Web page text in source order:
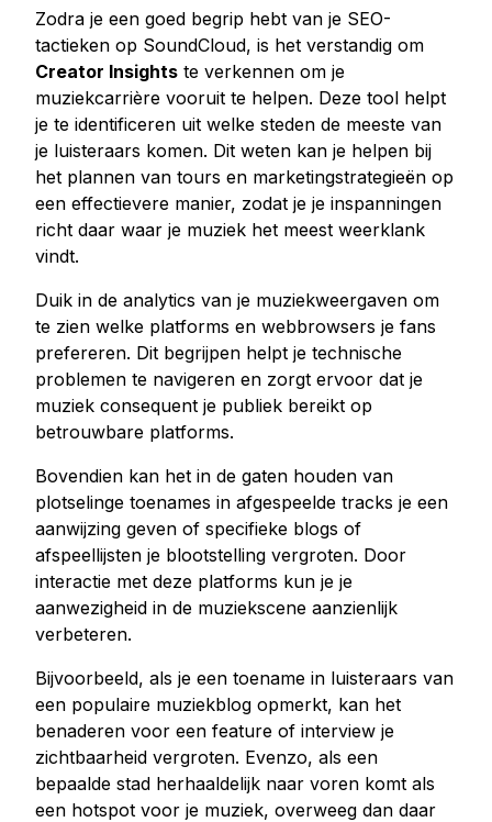
Zodra je een goed begrip hebt van je SEO-
tactieken op SoundCloud, is het verstandig om
Creator Insights te verkennen om je
muziekcarrière vooruit te helpen. Deze tool helpt
je te identificeren uit welke steden de meeste van
je luisteraars komen. Dit weten kan je helpen bij
het plannen van tours en marketingstrategieën op
een effectievere manier, zodat je je inspanningen
richt daar waar je muziek het meest weerklank
vindt.
Duik in de analytics van je muziekweergaven om
te zien welke platforms en webbrowsers je fans
prefereren. Dit begrijpen helpt je technische
problemen te navigeren en zorgt ervoor dat je
muziek consequent je publiek bereikt op
betrouwbare platforms.
Bovendien kan het in de gaten houden van
plotselinge toenames in afgespeelde tracks je een
aanwijzing geven of specifieke blogs of
afspeellijsten je blootstelling vergroten. Door
interactie met deze platforms kun je je
aanwezigheid in de muziekscene aanzienlijk
verbeteren.
Bijvoorbeeld, als je een toename in luisteraars van
een populaire muziekblog opmerkt, kan het
benaderen voor een feature of interview je
zichtbaarheid vergroten. Evenzo, als een
bepaalde stad herhaaldelijk naar voren komt als
een hotspot voor je muziek, overweeg dan daar